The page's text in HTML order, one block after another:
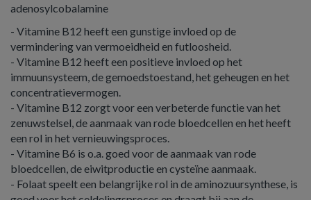
adenosylcobalamine
- Vitamine B12 heeft een gunstige invloed op de
vermindering van vermoeidheid en futloosheid.
- Vitamine B12 heeft een positieve invloed op het
immuunsysteem, de gemoedstoestand, het geheugen en het
concentratievermogen.
- Vitamine B12 zorgt voor een verbeterde functie van het
zenuwstelsel, de aanmaak van rode bloedcellen en het heeft
een rol in het vernieuwingsproces.
- Vitamine B6 is o.a. goed voor de aanmaak van rode
bloedcellen, de eiwitproductie en cysteïne aanmaak.
- Folaat speelt een belangrijke rol in de aminozuursynthese, is